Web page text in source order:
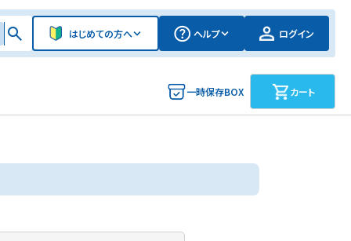
はじめての方へ ヘルプ ログイン
一時保存BOX カート